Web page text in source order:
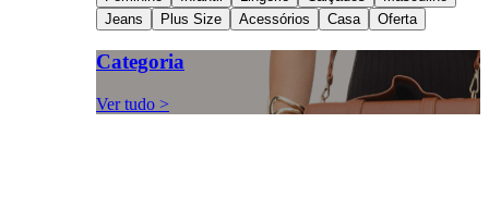
Jeans
Plus Size Acessórios Casa Oferta
Categoria
Ver tudo >